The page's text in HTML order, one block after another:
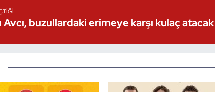
buzullardaki erimeye karşı kulaç atacak